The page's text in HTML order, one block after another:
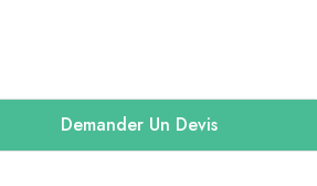
Demander Un Devis